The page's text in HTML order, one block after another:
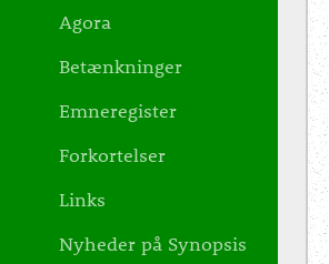
Agora
Betænkninger
Emneregister
Forkortelser
Links
Nyheder på Synopsis